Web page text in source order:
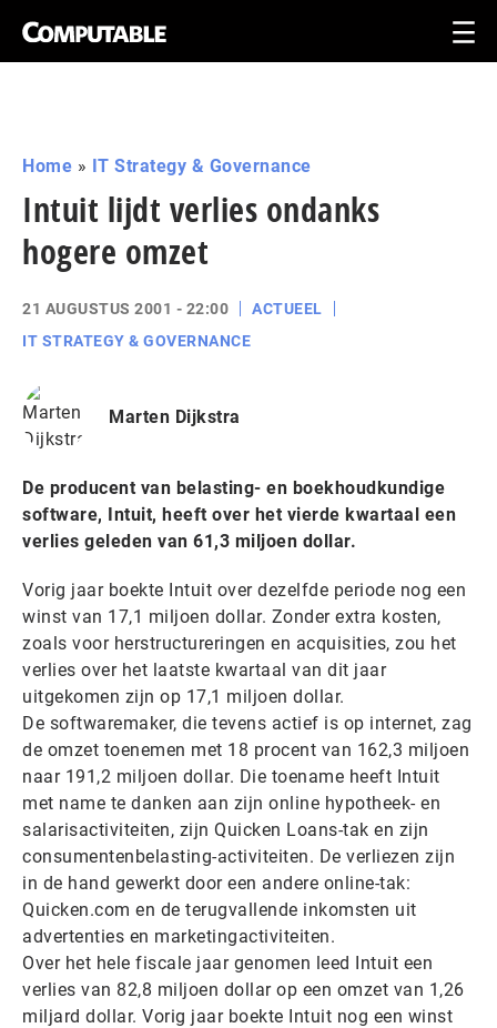
Home » IT Strategy & Governance
Intuit lijdt verlies ondanks
hogere omzet
21 AUGUSTUS 2001 - 22:00
ACTUEEL
IT STRATEGY & GOVERNANCE
Marten Dijkstra
De producent van belasting- en boekhoudkundige
software, Intuit, heeft over het vierde kwartaal een
verlies geleden van 61,3 miljoen dollar.
Vorig jaar boekte Intuit over dezelfde periode nog een
winst van 17,1 miljoen dollar. Zonder extra kosten,
zoals voor herstructureringen en acquisities, zou het
verlies over het laatste kwartaal van dit jaar
uitgekomen zijn op 17,1 miljoen dollar.
De softwaremaker, die tevens actief is op internet, zag
de omzet toenemen met 18 procent van 162,3 miljoen
naar 191,2 miljoen dollar. Die toename heeft Intuit
met name te danken aan zijn online hypotheek- en
salarisactiviteiten, zijn Quicken Loans-tak en zijn
consumentenbelasting-activiteiten. De verliezen zijn
in de hand gewerkt door een andere online-tak:
Quicken.com en de terugvallende inkomsten uit
advertenties en marketingactiviteiten.
Over het hele fiscale jaar genomen leed Intuit een
verlies van 82,8 miljoen dollar op een omzet van 1,26
miljard dollar. Vorig jaar boekte Intuit nog een winst